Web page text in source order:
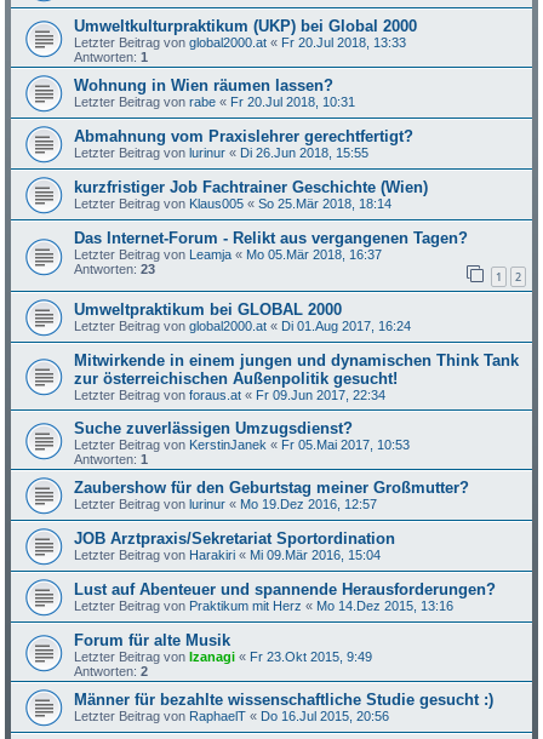
Umweltkulturpraktikum (UKP) bei Global 2000
Letzter Beitrag vonglobal2000.at « Fr 20.Jul 2018, 13:33
Antworten:1
Wohnung in Wien räumen lassen?
Letzter Beitrag vonrabe « Fr 20.Jul 2018, 10:31
Abmahnung vom Praxislehrer gerechtfertigt?
Letzter Beitrag vonlurinur « Di 26.Jun 2018, 15:55
kurzfristiger Job Fachtrainer Geschichte (Wien)
Letzter Beitrag von Klaus005 «So 25.Mär 2018, 18:14
Das Internet-Forum - Relikt aus vergangenen Tagen?
Letzter Beitrag von Leamja « Mo 05.Mär 2018, 16:37
Antworten:23 1 2
Umweltpraktikum bei GLOBAL 2000
Letzter Beitrag vonglobal2000.at « Di 01.Aug 2017, 16:24
Mitwirkende in einem jungen und dynamischen Think Tank
zur österreichischen Außenpolitik gesucht!
Letzter Beitrag vonforaus.at « Fr 09.Jun 2017, 22:34
Suche zuverlässigen Umzugsdienst?
Letzter Beitrag von KerstinJanek « Fr 05.Mai 2017, 10:53
Antworten:1
Zaubershow für den Geburtstag meiner Großmutter?
Letzter Beitrag vonlurinur « Mo 19.Dez 2016, 12:57
JOB Arztpraxis/Sekretariat Sportordination
Letzter Beitrag von Harakiri « Mi 09.Mär 2016, 15:04
Lust auf Abenteuer und spannende Herausforderungen?
Letzter Beitrag von Praktikum mit Herz « Mo 14.Dez 2015, 13:16
Forum für alte Musik
Letzter Beitrag vonIzanagi « Fr 23.Okt 2015, 9:49
Antworten:2
Männer für bezahlte wissenschaftliche Studie gesucht :)
Letzter Beitrag von RaphaelT « Do 16.Jul 2015, 20:56